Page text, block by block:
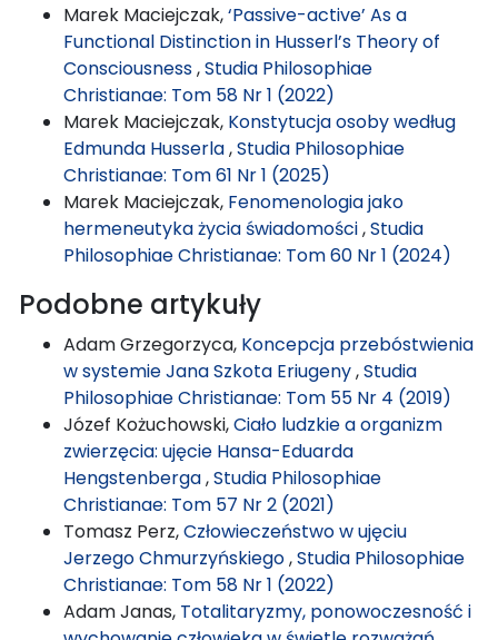
Marek Maciejczak,‘Passive-active’ As a
Functional Distinction in Husserl’s Theory of
Consciousness,Studia Philosophiae
Christianae: Tom 58 Nr 1 (2022)
Marek Maciejczak, Konstytucja osoby według
Edmunda Husserla,Studia Philosophiae
Christianae: Tom 61 Nr 1 (2025)
Marek Maciejczak, Fenomenologia jako
hermeneutyka życia świadomości,Studia
Philosophiae Christianae: Tom 60 Nr 1 (2024)
Podobne artykuły
Adam Grzegorzyca, Koncepcja przebóstwienia
w systemie Jana Szkota Eriugeny,Studia
Philosophiae Christianae: Tom 55 Nr 4 (2019)
Józef Kożuchowski,Ciało ludzkie a organizm
zwierzęcia: ujęcie Hansa-Eduarda
Hengstenberga,Studia Philosophiae
Christianae: Tom 57 Nr 2 (2021)
Tomasz Perz,Człowieczeństwo w ujęciu
Jerzego Chmurzyńskiego,Studia Philosophiae
Christianae: Tom 58 Nr 1 (2022)
Adam Janas, Totalitaryzmy, ponowoczesność i